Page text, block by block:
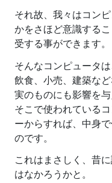
それ故、我々はコン
かをさほど意識する
受する事ができます。
そんなコンピュータ
飲食、小売、建築な
実のものにも影響を与
そこで使われている
ーからすれば、中身
のです。
これはまさしく、昔
はなかろうかと。